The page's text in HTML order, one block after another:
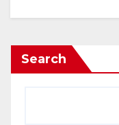
Search